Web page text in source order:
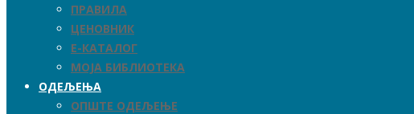
ПРАВИЛА
ЦЕНОВНИК
Е-КАТАЛОГ
МОЈА БИБЛИОТЕКА
ОДЕЉЕЊА
ОПШТЕ ОДЕЉЕЊЕ